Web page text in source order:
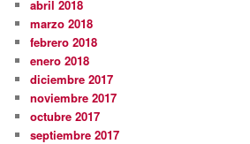
abril 2018
marzo 2018
febrero 2018
enero 2018
diciembre 2017
noviembre 2017
octubre 2017
septiembre 2017